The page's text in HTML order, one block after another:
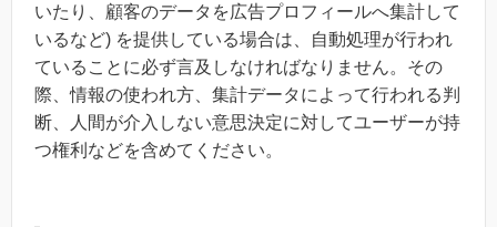
いたり、顧客のデータを広告プロフィールへ集計して
いるなど) を提供している場合は、自動処理が行われ
ていることに必ず言及しなければなりません。その
際、情報の使われ方、集計データによって行われる判
断、人間が介入しない意思決定に対してユーザーが持
つ権利などを含めてください。